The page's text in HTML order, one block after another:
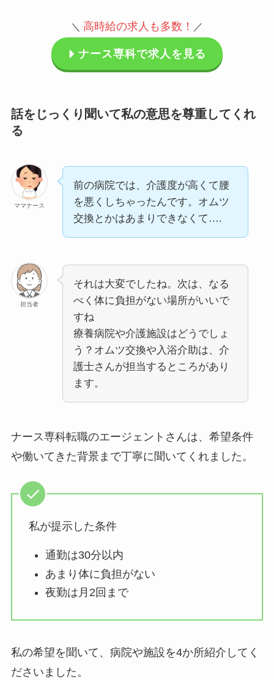
＼ 高時給の求人も多数 ！ ／
ナース専科で求人を見る
話をじっくり聞いて私の意思を尊重してくれ
る
ママナース
前の病院では、介護度が高くて腰
を悪くしちゃったんです。オムツ
交換とかはあまりできなくて….
担当者
それは大変でしたね。次は、なる
べく体に負担がない場所がいいで
すね
療養病院や介護施設はどうでしょ
う？オムツ交換や入浴介助は、介
護士さんが担当するところがあり
ます。
ナース専科転職のエージェントさんは、希望条件
や働いてきた背景まで丁寧に聞いてくれました。
私が提示した条件
通勤は30分以内
あまり体に負担がない
夜勤は月2回まで
私の希望を聞いて、病院や施設を4か所紹介してく
ださいました。